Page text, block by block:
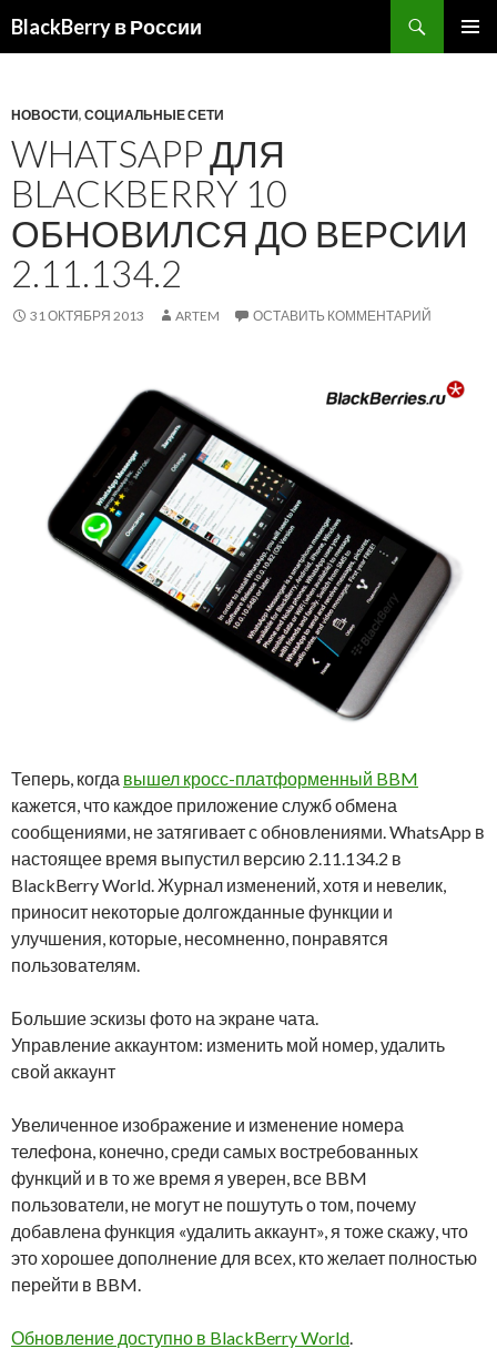
BlackBerry в России
НОВОСТИ, СОЦИАЛЬНЫЕ СЕТИ
WHATSAPP ДЛЯ
BLACKBERRY 10
ОБНОВИЛСЯ ДО ВЕРСИИ
2.11.134.2
31 ОКТЯБРЯ 2013 ARTEM ОСТАВИТЬ КОММЕНТАРИЙ
Теперь, когда вышел кросс-платформенный BBM
кажется, что каждое приложение служб обмена
сообщениями, не затягивает с обновлениями. WhatsApp в
настоящее время выпустил версию 2.11.134.2 в
BlackBerry World. Журнал изменений, хотя и невелик,
приносит некоторые долгожданные функции и
улучшения, которые, несомненно, понравятся
пользователям.
Большие эскизы фото на экране чата.
Управление аккаунтом: изменить мой номер, удалить
свой аккаунт
Увеличенное изображение и изменение номера
телефона, конечно, среди самых востребованных
функций и в то же время я уверен, все BBM
пользователи, не могут не пошутуть о том, почему
добавлена функция «удалить аккаунт»​​, я тоже скажу, что
это хорошее дополнение для всех, кто желает полностью
перейти в BBM.
Обновление доступно в BlackBerry World.